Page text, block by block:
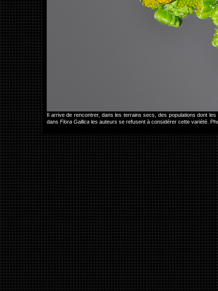
Il arrive de rencontrer, dans les terrains secs, des populations dont
dans Flora Gallica les auteurs se refusent à considérer cette variété.